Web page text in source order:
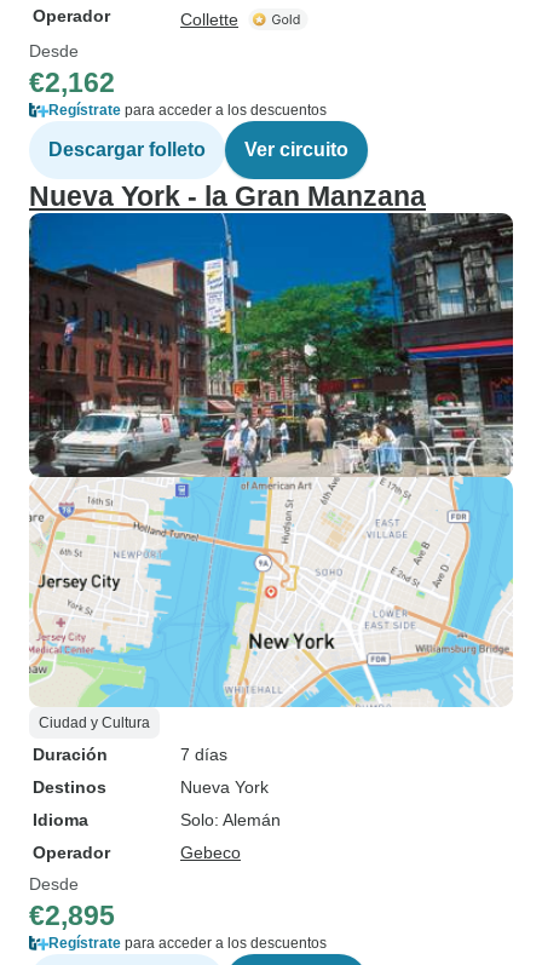
Operador
Collette
Desde
€2,162
Regístrate para acceder a los descuentos
Descargar folleto Ver circuito
Nueva York - la Gran Manzana
Ciudad y Cultura
Duración
7 días
Destinos
Nueva York
Idioma
Solo: Alemán
Operador
Gebeco
Desde
€2,895
Regístrate para acceder a los descuentos